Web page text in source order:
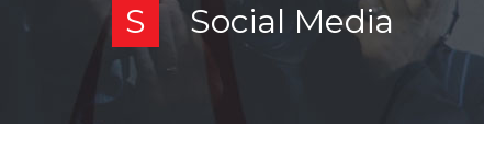
S Social Media